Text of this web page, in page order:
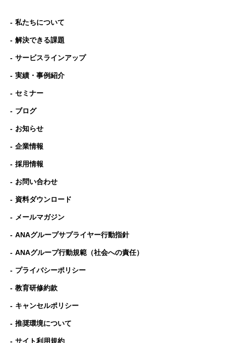
私たちについて
解決できる課題
サービスラインアップ
実績・事例紹介
セミナー
ブログ
お知らせ
企業情報
採用情報
お問い合わせ
資料ダウンロード
メールマガジン
ANAグループサプライヤー行動指針
ANAグループ⾏動規範（社会への責任）
プライバシーポリシー
教育研修約款
キャンセルポリシー
推奨環境について
サイト利用規約